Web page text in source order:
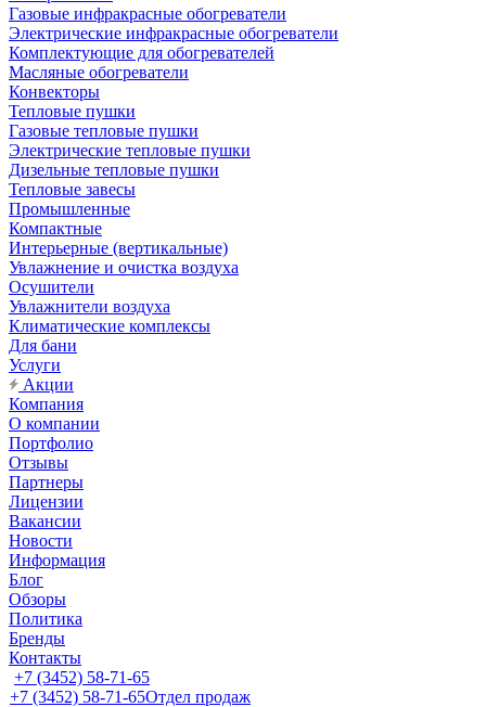
Газовые инфракрасные обогреватели
Электрические инфракрасные обогреватели
Комплектующие для обогревателей
Масляные обогреватели
Конвекторы
Тепловые пушки
Газовые тепловые пушки
Электрические тепловые пушки
Дизельные тепловые пушки
Тепловые завесы
Промышленные
Компактные
Интерьерные (вертикальные)
Увлажнение и очистка воздуха
Осушители
Увлажнители воздуха
Климатические комплексы
Для бани
Услуги
Акции
Компания
О компании
Портфолио
Отзывы
Партнеры
Лицензии
Вакансии
Новости
Информация
Блог
Обзоры
Политика
Бренды
Контакты
+7 (3452) 58-71-65
+7 (3452) 58-71-65Отдел продаж